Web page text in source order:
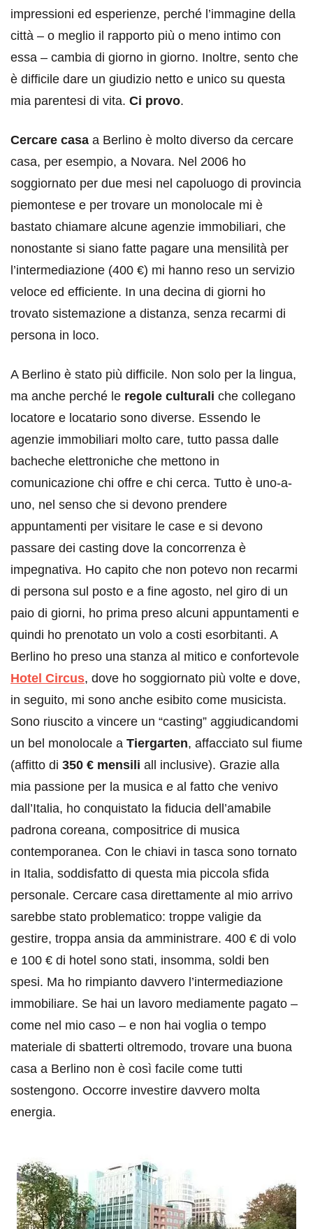
impressioni ed esperienze, perché l’immagine della
città – o meglio il rapporto più o meno intimo con
essa – cambia di giorno in giorno. Inoltre, sento che
è difficile dare un giudizio netto e unico su questa
mia parentesi di vita. Ci provo.
Cercare casa a Berlino è molto diverso da cercare
casa, per esempio, a Novara. Nel 2006 ho
soggiornato per due mesi nel capoluogo di provincia
piemontese e per trovare un monolocale mi è
bastato chiamare alcune agenzie immobiliari, che
nonostante si siano fatte pagare una mensilità per
l’intermediazione (400 €) mi hanno reso un servizio
veloce ed efficiente. In una decina di giorni ho
trovato sistemazione a distanza, senza recarmi di
persona in loco.
A Berlino è stato più difficile. Non solo per la lingua,
ma anche perché le regole culturali che collegano
locatore e locatario sono diverse. Essendo le
agenzie immobiliari molto care, tutto passa dalle
bacheche elettroniche che mettono in
comunicazione chi offre e chi cerca. Tutto è uno-a-
uno, nel senso che si devono prendere
appuntamenti per visitare le case e si devono
passare dei casting dove la concorrenza è
impegnativa. Ho capito che non potevo non recarmi
di persona sul posto e a fine agosto, nel giro di un
paio di giorni, ho prima preso alcuni appuntamenti e
quindi ho prenotato un volo a costi esorbitanti. A
Berlino ho preso una stanza al mitico e confortevole
Hotel Circus, dove ho soggiornato più volte e dove,
in seguito, mi sono anche esibito come musicista.
Sono riuscito a vincere un “casting” aggiudicandomi
un bel monolocale a Tiergarten, affacciato sul fiume
(affitto di 350 € mensili all inclusive). Grazie alla
mia passione per la musica e al fatto che venivo
dall’Italia, ho conquistato la fiducia dell’amabile
padrona coreana, compositrice di musica
contemporanea. Con le chiavi in tasca sono tornato
in Italia, soddisfatto di questa mia piccola sfida
personale. Cercare casa direttamente al mio arrivo
sarebbe stato problematico: troppe valigie da
gestire, troppa ansia da amministrare. 400 € di volo
e 100 € di hotel sono stati, insomma, soldi ben
spesi. Ma ho rimpianto davvero l’intermediazione
immobiliare. Se hai un lavoro mediamente pagato –
come nel mio caso – e non hai voglia o tempo
materiale di sbatterti oltremodo, trovare una buona
casa a Berlino non è così facile come tutti
sostengono. Occorre investire davvero molta
energia.